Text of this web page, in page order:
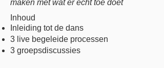
maken met wat er echt toe doet
Inhoud
Inleiding tot de dans
3 live begeleide processen
3 groepsdiscussies